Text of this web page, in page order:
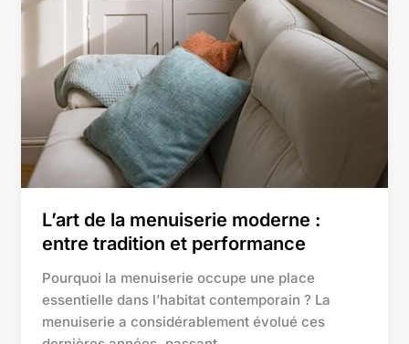
L’art de la menuiserie moderne :
entre tradition et performance
Pourquoi la menuiserie occupe une place
essentielle dans l’habitat contemporain ? La
menuiserie a considérablement évolué ces